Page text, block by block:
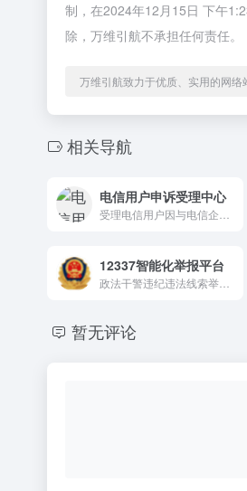
制，在2024年12月15日 下午
除，万维引航不承担任何责任。
万维引航致力于优质、实用的网络
相关导航
电信用户申诉受理中心
12337智能化举报平台
暂无评论